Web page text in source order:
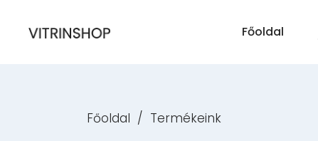
Főoldal
Főoldal / Termékeink